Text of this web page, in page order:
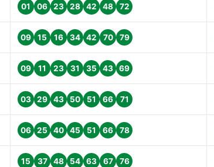
01 06 23 28 42 48 72
09 15 16 34 42 70 79
09 11 23 31 35 43 69
03 29 43 50 51 66 71
06 25 40 45 51 66 78
15 37 48 54 63 67 76